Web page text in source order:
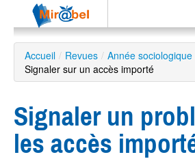
Le réseau
Soutien
Accueil / Revues / Année sociologique
Signaler sur un accès importé
Signaler un
les accès